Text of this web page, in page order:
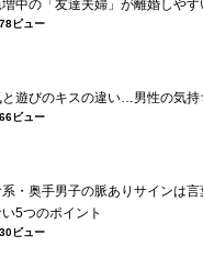
中の「友達夫婦」が離婚しや
ビュー
遊びのキスの違い…男性の気持
ビュー
・奥手男子の脈ありサインは
5つのポイント
ビュー